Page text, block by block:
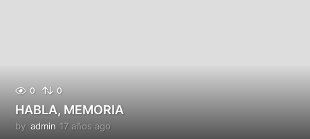
0 0
HABLA, MEMORIA
by admin 17 años ago